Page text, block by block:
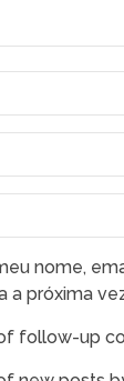
nome,
a próxima
follow-up